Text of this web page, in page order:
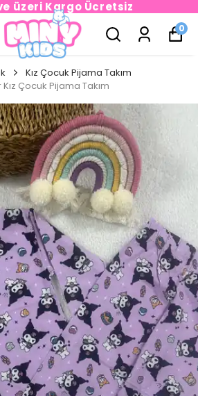
üzeri Kargo Ücretsiz
0
Kız Çocuk Pijama Takım
Çocuk Pijama Takım